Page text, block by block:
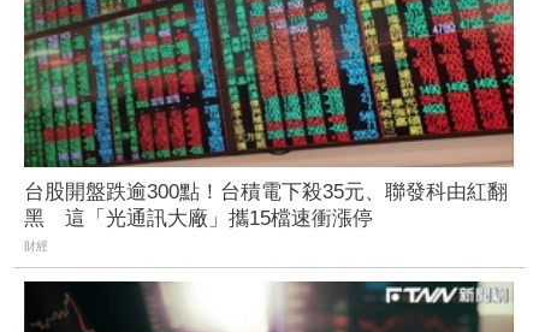
台股開盤跌逾300點！台積電下殺35元、聯發科由紅翻
黑 這「光通訊大廠」攜15檔速衝漲停
財經